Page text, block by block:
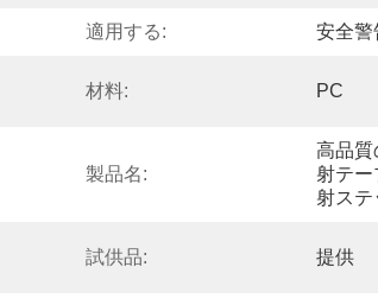
適用する: 安全警
材料: PC
製品名:
高品質
射テー
射ステ
試供品: 提供